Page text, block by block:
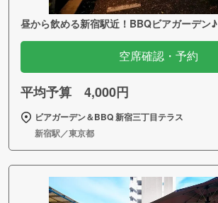
昼から飲める新宿駅近！BBQビアガーデン♪
空席確認・予約
平均予算 4,000円
ビアガーデン＆BBQ 新宿三丁目テラス
新宿駅／東京都